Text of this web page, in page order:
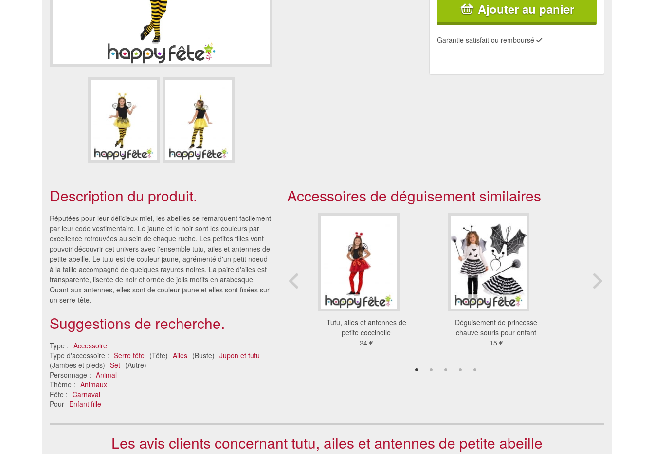
Ajouter au panier
Garantie satisfait ou remboursé
Description du produit.
Réputées pour leur délicieux miel, les abeilles se remarquent facilement
par leur code vestimentaire. Le jaune et le noir sont les couleurs par
excellence retrouvées au sein de chaque ruche. Les petites filles vont
pouvoir découvrir cet univers avec l'ensemble tutu, ailes et antennes de
petite abeille. Le tutu est de couleur jaune, agrémenté d'un petit noeud
à la taille accompagné de quelques rayures noires. La paire d'ailes est
transparente, liserée de noir et ornée de jolis motifs en arabesque.
Quant aux antennes, elles sont de couleur jaune et elles sont fixées sur
un serre-tête.
Suggestions de recherche.
Type : Accessoire
Type d'accessoire : Serre tête (Tête) Ailes (Buste) Jupon et tutu
(Jambes et pieds) Set (Autre)
Personnage : Animal
Thème : Animaux
Fête : Carnaval
Pour Enfant fille
Accessoires de déguisement similaires
Kit de fée araignée pour enfant
14 €
Set coccinelle pour adulte
Tutu, ailes et antennes de
petite coccinelle
24 €
Déguisement de princesse
chauve souris pour enfant
15 €
Les avis clients concernant tutu, ailes et antennes de petite abeille